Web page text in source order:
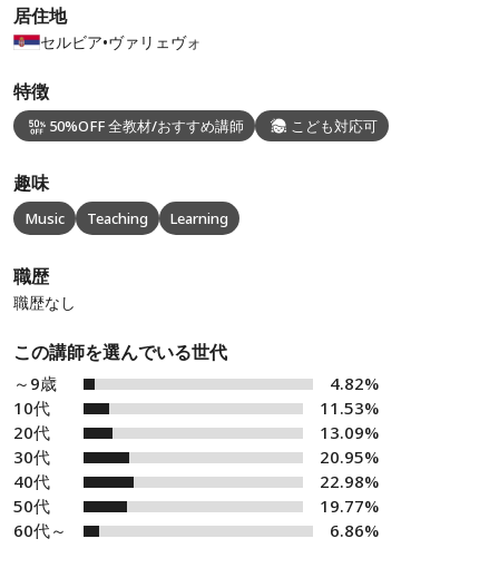
居住地
セルビア•ヴァリェヴォ
特徴
50%OFF 全教材/おすすめ講師 こども対応可
趣味
Music Teaching Learning
職歴
職歴なし
この講師を選んでいる世代
～9歳
4.82%
10代
11.53%
20代
13.09%
30代
20.95%
40代
22.98%
50代
19.77%
60代～
6.86%